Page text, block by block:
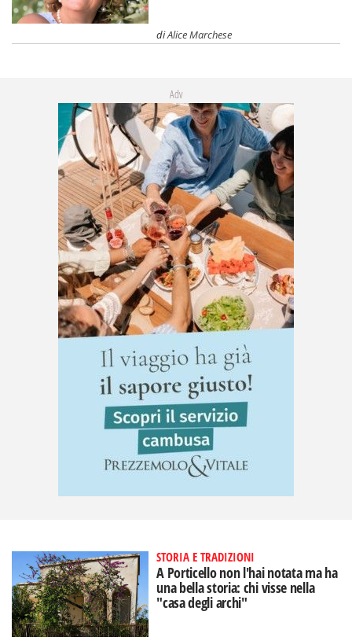
diAlice Marchese
Adv
STORIA E TRADIZIONI
A Porticello non l'hai notata ma ha
una bella storia: chi visse nella
"casa degli archi"